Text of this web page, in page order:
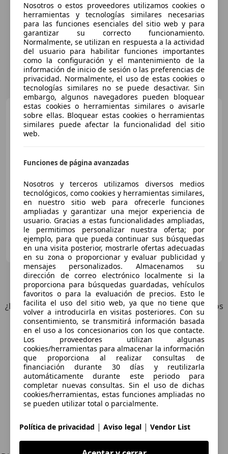
Porsche CayenneCoupé
E-Hybrid Aut.
€ 142.000
01/2024 10 km Electro/Gasolina 346 kW (470 CV)
AUTOSPORT CENICERO
ES-26350 CENICERO
12 Ofertas para Porsche Cayenne
¿Desea ser informado automáticamente sobre vehículos
nuevos para su búsqueda?
Guardar búsqueda
Explora vehículos similares
Nosotros o estos proveedores utilizamos cookies o
herramientas y tecnologías similares necesarias
para las funciones esenciales del sitio web y para
garantizar su correcto funcionamiento.
Normalmente, se utilizan en respuesta a la actividad
del usuario para habilitar funciones importantes
como la configuración y el mantenimiento de la
información de inicio de sesión o las preferencias de
privacidad. Normalmente, el uso de estas cookies o
tecnologías similares no se puede desactivar. Sin
embargo, algunos navegadores pueden bloquear
estas cookies o herramientas similares o avisarle
sobre ellas. Bloquear estas cookies o herramientas
similares puede afectar la funcionalidad del sitio
web.
Funciones de página avanzadas
Nosotros y terceros utilizamos diversos medios
tecnológicos, como cookies y herramientas similares,
en nuestro sitio web para ofrecerle funciones
ampliadas y garantizar una mejor experiencia de
usuario. Gracias a estas funcionalidades ampliadas,
le permitimos personalizar nuestra oferta; por
ejemplo, para que pueda continuar sus búsquedas
en una visita posterior, mostrarle ofertas adecuadas
en su zona o proporcionar y evaluar publicidad y
mensajes personalizados. Almacenamos su
dirección de correo electrónico localmente si la
proporciona para búsquedas guardadas, vehículos
favoritos o para la evaluación de precios. Esto le
facilita el uso del sitio web, ya que no tiene que
volver a introducirla en visitas posteriores. Con su
consentimiento, se transmitirá información basada
en el uso a los concesionarios con los que contacte.
Los proveedores utilizan algunas
cookies/herramientas para almacenar la información
que proporciona al realizar consultas de
financiación durante 30 días y reutilizarla
automáticamente durante este periodo para
completar nuevas consultas. Sin el uso de dichas
cookies/herramientas, estas funciones ampliadas no
se pueden utilizar total o parcialmente.
Política de privacidad | Aviso legal | Vendor List